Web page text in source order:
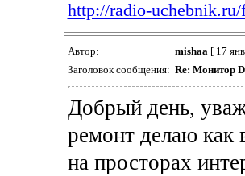
http://radio-
Автор: mishaa[ 17
Заголовок сообщения: Re: Монитор
Добрый день,
ремонт делаю как
на просторах